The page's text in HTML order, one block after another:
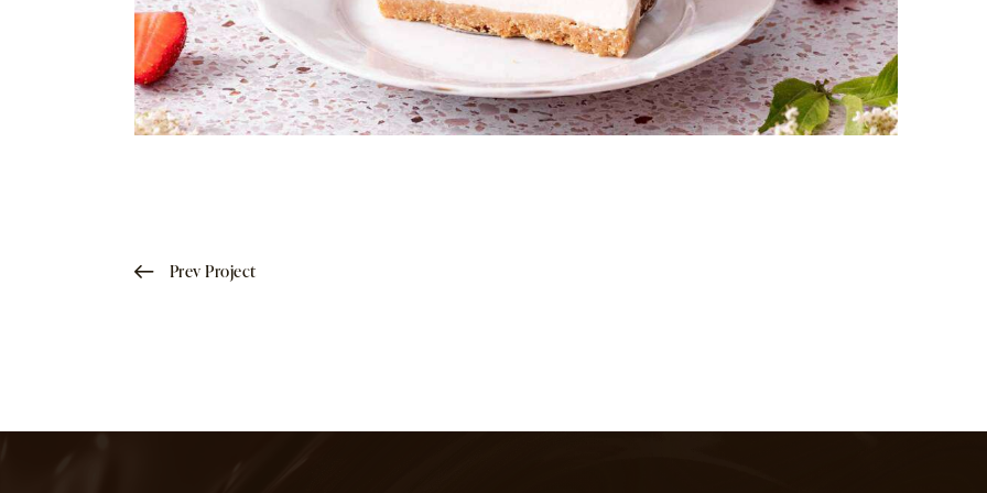
Prev Project